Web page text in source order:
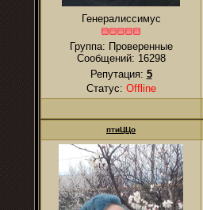
Генералиссимус
Группа: Проверенные
Сообщений: 16298
Репутация: 5
Статус: Offline
птиЦЦо